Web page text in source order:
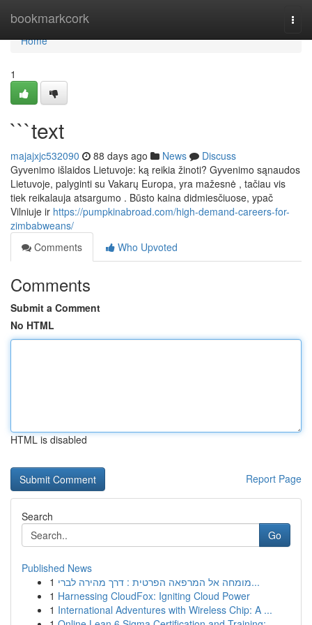
bookmarkcork
Home
Home
1
```text
majajxjc532090 88 days ago News
Discuss
Gyvenimo išlaidos Lietuvoje: ką reikia žinoti? Gyvenimo sąnaudos
Lietuvoje, palyginti su Vakarų Europa, yra mažesnė , tačiau vis
tiek reikalauja atsargumo . Būsto kaina didmiesčiuose, ypač
Vilniuje ir https://pumpkinabroad.com/high-demand-careers-for-
zimbabweans/
Comments
Who Upvoted
Comments
Submit a Comment
No HTML
HTML is disabled
Report Page
Search
Go
Published News
1
מומחה אל המרפאה הפרטית : דרך מהירה לברי...
1 Harnessing CloudFox: Igniting Cloud Power
1 International Adventures with Wireless Chip: A ...